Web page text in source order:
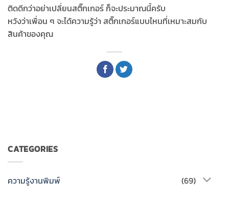
CATEGORIES
ความรู้งานพิมพ์ (69)
ติดดีกว่าอย่าเปลี่ยนสติ๊กเกอร์ ก็จะประมาณนี้ครับ
หวังว่าเพื่อน ๆ จะได้ความรู้ว่า สติ๊กเกอร์แบบไหนที่เหมาะสมกับ
สินค้าของคุณ